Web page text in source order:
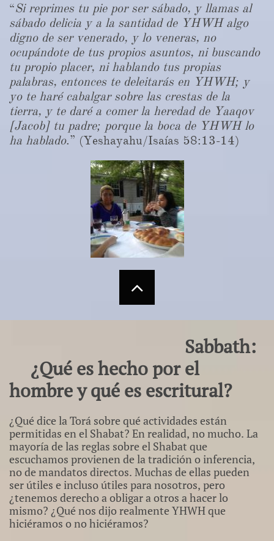
“Si reprimes tu pie por ser sábado, y llamas al
sábado delicia y a la santidad de YHWH algo
digno de ser venerado, y lo veneras, no
ocupándote de tus propios asuntos, ni buscando
tu propio placer, ni hablando tus propias
palabras, entonces te deleitarás en YHWH; y
yo te haré cabalgar sobre las crestas de la
tierra, y te daré a comer la heredad de Yaaqov
[Jacob] tu padre; porque la boca de YHWH lo
ha hablado.” (Yeshayahu/Isaías 58:13-14)

Sabbath:
¿Qué es hecho por el
hombre y qué es escritural?
¿Qué dice la Torá sobre qué actividades están
permitidas en el Shabat? En realidad, no mucho. La
mayoría de las reglas sobre el Shabat que
escuchamos provienen de la tradición o inferencia,
no de mandatos directos. Muchas de ellas pueden
ser útiles e incluso útiles para nosotros, pero
¿tenemos derecho a obligar a otros a hacer lo
mismo? ¿Qué nos dijo realmente YHWH que
hiciéramos o no hiciéramos?